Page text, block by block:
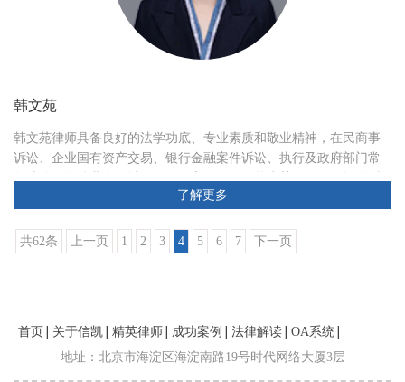
韩文苑
韩文苑律师具备良好的法学功底、专业素质和敬业精神，在民商事
诉讼、企业国有资产交易、银行金融案件诉讼、执行及政府部门常
了解更多
共62条 上一页 1 2 3 4 5 6 7 下一页
首页 关于信凯 精英律师 成功案例 法律解读
OA系统
地址：北京市海淀区海淀南路19号时代网络大厦3层